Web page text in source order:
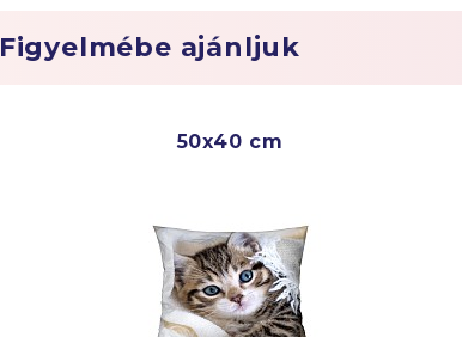
Figyelmébe ajánljuk
50x40 cm